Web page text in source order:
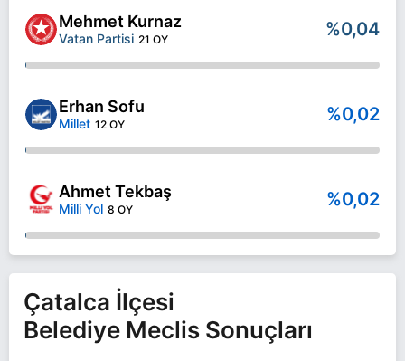
Mehmet Kurnaz
Vatan Partisi 21 OY %0,04
Erhan Sofu
Millet 12 OY %0,02
Ahmet Tekbaş
Milli Yol 8 OY %0,02
Çatalca İlçesi
Belediye Meclis Sonuçları